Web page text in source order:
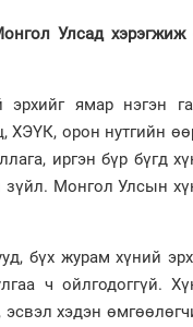
Улсад хэрэгжиж
ямар нэгэн
ХЭҮК, орон нутгийн
иргэн бүр бүгд
зүйл. Монгол Улсын
бүх журам хүний
ч ойлгодоггүй.
эсвэл хэдэн